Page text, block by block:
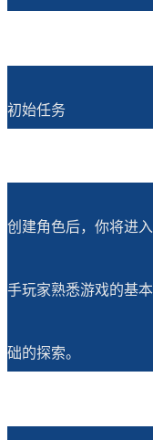
初始任务
创建角色后，你将进
手玩家熟悉游戏的基
础的探索。